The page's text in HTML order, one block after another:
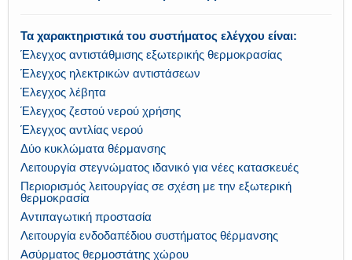
Τα χαρακτηριστικά του συστήματος ελέγχου είναι:
Έλεγχος αντιστάθμισης εξωτερικής θερμοκρασίας
Έλεγχος ηλεκτρικών αντιστάσεων
Έλεγχος λέβητα
Έλεγχος ζεστού νερού χρήσης
Έλεγχος αντλίας νερού
Δύο κυκλώματα θέρμανσης
Λειτουργία στεγνώματος ιδανικό για νέες κατασκευές
Περιορισμός λειτουργίας σε σχέση με την εξωτερική
θερμοκρασία
Αντιπαγωτική προστασία
Λειτουργία ενδοδαπέδιου συστήματος θέρμανσης
Ασύρματος θερμοστάτης χώρου